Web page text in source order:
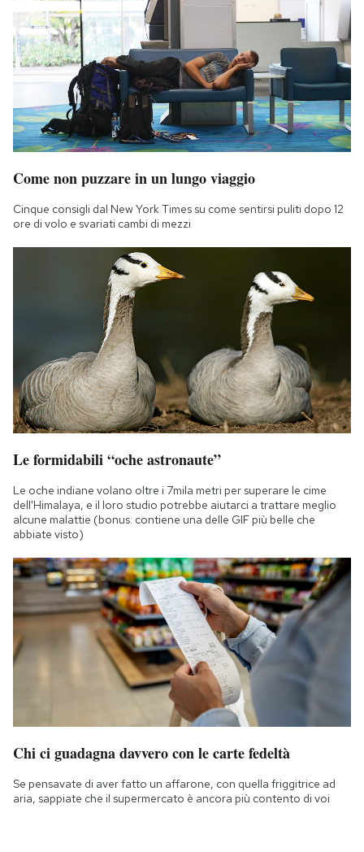
Come non puzzare in un lungo viaggio
Cinque consigli dal New York Times su come sentirsi puliti dopo 12
ore di volo e svariati cambi di mezzi
Le formidabili “oche astronaute”
Le oche indiane volano oltre i 7mila metri per superare le cime
dell'Himalaya, e il loro studio potrebbe aiutarci a trattare meglio
alcune malattie (bonus: contiene una delle GIF più belle che
abbiate visto)
Chi ci guadagna davvero con le carte fedeltà
Se pensavate di aver fatto un affarone, con quella friggitrice ad
aria, sappiate che il supermercato è ancora più contento di voi